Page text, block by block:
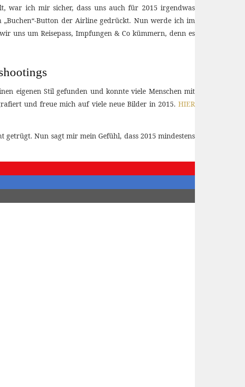
war ich mir sicher, dass uns auch für 2015 irgendwas
Button der Airline gedrückt. Nun werde ich im
uns um Reisepass, Impfungen & Co kümmern, denn es
eigenen Stil gefunden und konnte viele Menschen mit
und freue mich auf viele neue Bilder in 2015. HIER
Nun sagt mir mein Gefühl, dass 2015 mindestens